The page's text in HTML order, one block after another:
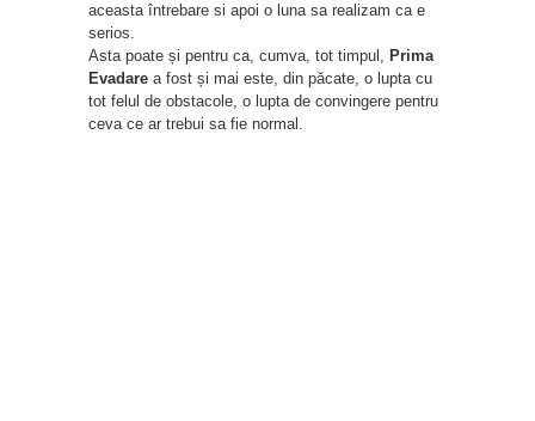
aceasta întrebare si apoi o luna sa realizam ca e
serios.
Asta poate și pentru ca, cumva, tot timpul, Prima
Evadare a fost și mai este, din păcate, o lupta cu
tot felul de obstacole, o lupta de convingere pentru
ceva ce ar trebui sa fie normal.